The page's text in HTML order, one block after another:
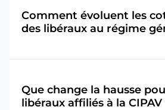
Comment évoluent les
des libéraux au régime
Que change la hausse
libéraux affiliés à la CIPAV